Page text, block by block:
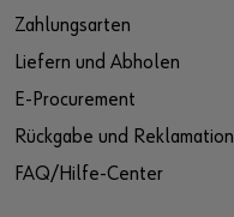
Zahlungsarten
Liefern und Abholen
E-Procurement
Rückgabe und Reklamation
FAQ/Hilfe-Center